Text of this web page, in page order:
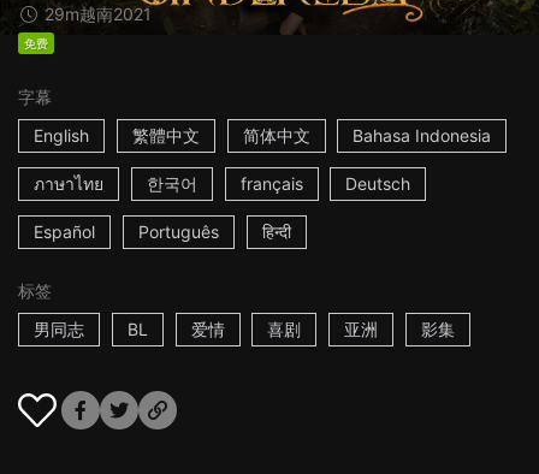
29m越南2021
免费
字幕
English
繁體中文 简体中文 Bahasa Indonesia
ภาษาไทย 한국어 français Deutsch
Español Português हिन्दी
标签
男同志
BL 爱情 喜剧 亚洲 影集